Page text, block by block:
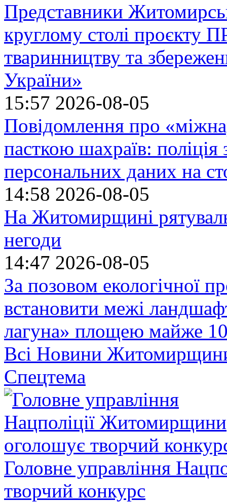
Представники
круглому столі проєкту
тваринництву та
України»
15:57 2026-08-05
Повідомлення про
пасткою шахраїв: поліція
персональних даних на
14:58 2026-08-05
На Житомирщині
негоди
14:47 2026-08-05
За позовом екологічної
встановити межі
лагуна» площею майже
Всі Новини
Спецтема
Головне управління
творчий конкурс